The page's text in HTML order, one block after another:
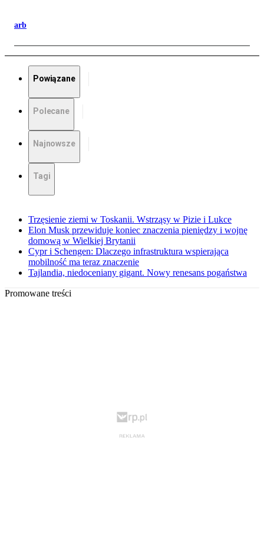
arb
Powiązane
Polecane
Najnowsze
Tagi
Trzęsienie ziemi w Toskanii. Wstrząsy w Pizie i Lukce
Elon Musk przewiduje koniec znaczenia pieniędzy i wojnę
domową w Wielkiej Brytanii
Cypr i Schengen: Dlaczego infrastruktura wspierająca
mobilność ma teraz znaczenie
Tajlandia, niedoceniany gigant. Nowy renesans pogaństwa
Promowane treści